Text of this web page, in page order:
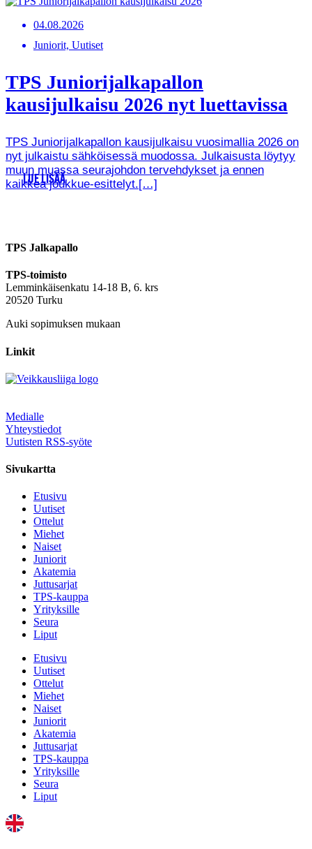
04.08.2026
Juniorit, Uutiset
TPS Juniorijalkapallon
kausijulkaisu 2026 nyt luettavissa
TPS Juniorijalkapallon kausijulkaisu vuosimallia 2026 on
nyt julkaistu sähköisessä muodossa. Julkaisusta löytyy
muun muassa seurajohdon tervehdykset ja ennen
kaikkea joukkue-esittelyt.[…]
LUE LISÄÄ
TPS Jalkapallo
TPS-toimisto
Lemminkäisenkatu 14-18 B, 6. krs
20520 Turku
Auki sopimuksen mukaan
Linkit
Medialle
Yhteystiedot
Uutisten RSS-syöte
Sivukartta
Etusivu
Uutiset
Ottelut
Miehet
Naiset
Juniorit
Akatemia
Juttusarjat
TPS-kauppa
Yrityksille
Seura
Liput
Etusivu
Uutiset
Ottelut
Miehet
Naiset
Juniorit
Akatemia
Juttusarjat
TPS-kauppa
Yrityksille
Seura
Liput